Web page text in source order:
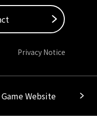
Privacy Notice
Website